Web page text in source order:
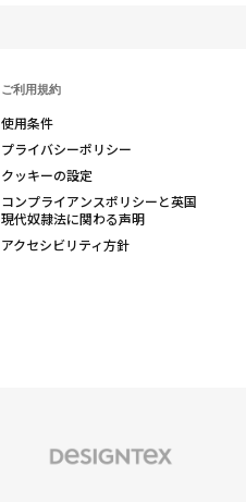
ご利用規約
使用条件
プライバシーポリシー
クッキーの設定
コンプライアンスポリシーと英国
現代奴隷法に関わる声明
アクセシビリティ方針